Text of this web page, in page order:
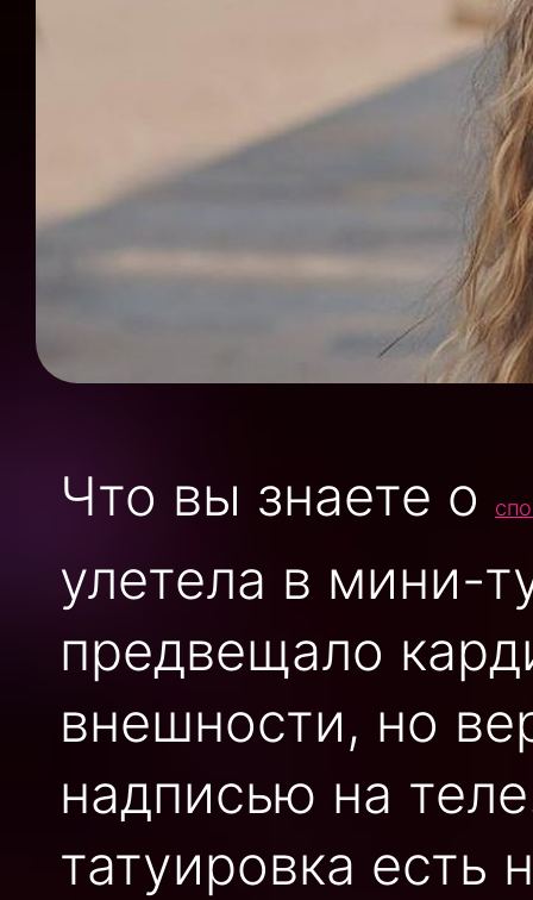
Что вы знаете о
улетела в мини-
предвещало
внешности, но
надписью на
татуировка есть